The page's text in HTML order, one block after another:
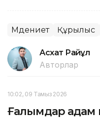
Мәдениет Құрылыс
Асхат Райқұл
Авторлар
10:02, 09 Тамыз 2026
Ғалымдар